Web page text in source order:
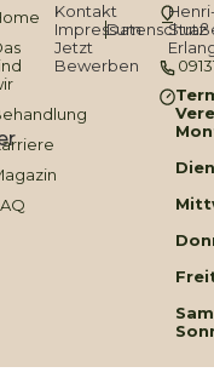
Kontakt
ImpressumDatenschutz
Jetzt
Bewerben